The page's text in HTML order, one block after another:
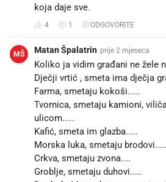
koja daje sve.
4 1 ODGOVORITE
MŠ Matan Špalatrin prije 2 mjeseca
Koliko ja vidim građani ne žele
Dječji vrtić , smeta ima dječja
Farma, smetaju kokoši.....
Tvornica, smetaju kamioni,
ulicom.....
Kafić, smeta im glazba.....
Morska luka, smetaju brodovi.....
Crkva, smetaju zvona....
Groblje, smetaju duhovi.....